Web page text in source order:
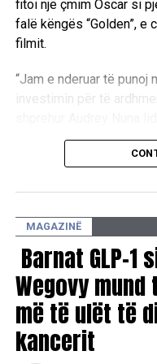
fitoi një çmim Oscar si
falë këngës “Golden”,
filmit.
“Jam e nderuar të punoj
investimin për të
Njëkohësisht, artistja ka
periudhe me shumë
sfidave personale.
“Doja ta kapja atë
momentit kur gjërat më
njëkohësisht, doja t’i
qëndrosh njeri është
MAGAZINË
Barnat GLP-1
Wegovy
më të ulët të
kancerit